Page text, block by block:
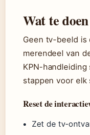
Wat te
Geen tv-beeld is
merendeel van
KPN-
stappen voor elk
Reset de
Zet de tv-